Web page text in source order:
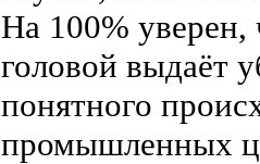
На 100% уверен,
головой выдаёт
понятного
промышленных